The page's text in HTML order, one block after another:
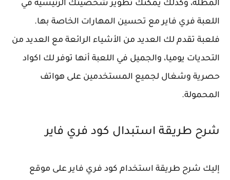
المظلة، وكذلك يمكنك تطوير شخصيتك الرئيسية في
اللعبة فري فاير مع تحسين المهارات الخاصة بها.
فلعبة تقدم لك العديد من الأشياء الرائعة مع العديد من
التحديات يوميا، والجميل في اللعبة أنها توفر لك اكواد
حصرية وشغال لجميع المستخدمين على هواتف
المحمولة.
شرح طريقة استبدال كود فري فاير
إليك شرح طريقة استخدام كود فري فاير على موقع